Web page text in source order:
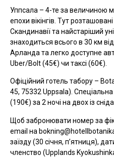
Уппсала – 4-те за величиною
епохи вікінгів. Тут
Скандинавії та найстаріший
знаходиться всього в 30 км
Арланда та легко доступне
Uber/Bolt (45€) чи таксі (60€).
Офіційний готель табору –
45, 75332 Uppsala).
(190€) за 2 ночі на двох із
Щоб забронювати номер за
email на
заїзду (30 січня, п’ятниця),
членство (Upplands